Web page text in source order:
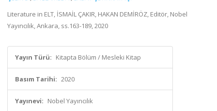
Literature in ELT, İSMAİL ÇAKIR, HAKAN DEMİRÖZ, Editör, Nobel
Yayıncılık, Ankara, ss.163-189, 2020
Yayın Türü: Kitapta Bölüm / Mesleki Kitap
Basım Tarihi: 2020
Yayınevi: Nobel Yayıncılık